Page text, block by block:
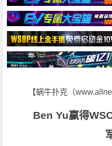
【蜗牛扑克（
Ben Yu赢得